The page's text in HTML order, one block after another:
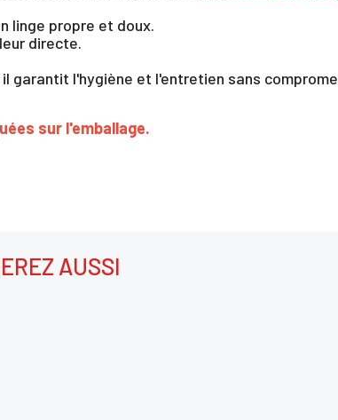
linge propre et doux.
directe.
garantit l'hygiène et l'entretien sans
sur l'emballage.
AUSSI
des produits dans votre liste